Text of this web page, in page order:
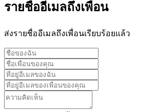
รายชื่ออีเมลถึงเพื่อน
ส่งรายชื่ออีเมลถึงเพื่อนเรียบร้อยแล้ว